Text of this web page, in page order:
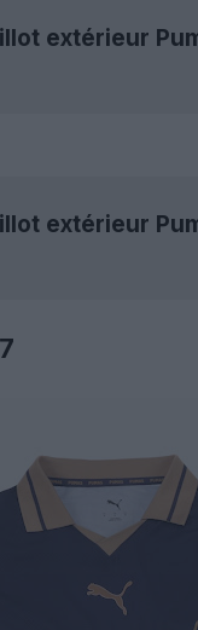
extérieur
extérieur